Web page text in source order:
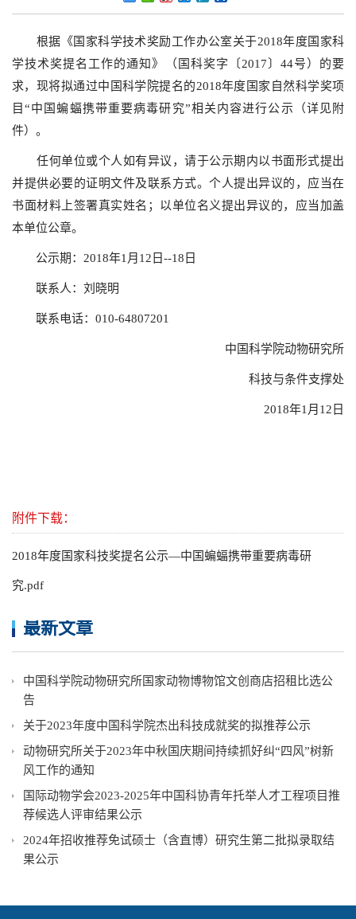
根据《国家科学技术奖励工作办公室关于2018年度国家科
学技术奖提名工作的通知》（国科奖字〔2017〕44号）的要
求，现将拟通过中国科学院提名的2018年度国家自然科学奖项
目“中国蝙蝠携带重要病毒研究”相关内容进行公示（详见附
件）。
任何单位或个人如有异议，请于公示期内以书面形式提出
并提供必要的证明文件及联系方式。个人提出异议的，应当在
书面材料上签署真实姓名；以单位名义提出异议的，应当加盖
本单位公章。
公示期：2018年1月12日--18日
联系人：刘晓明
联系电话：010-64807201
中国科学院动物研究所
科技与条件支撑处
2018年1月12日
附件下载：
2018年度国家科技奖提名公示—中国蝙蝠携带重要病毒研
究.pdf
最新文章
中国科学院动物研究所国家动物博物馆文创商店招租比选公
告
关于2023年度中国科学院杰出科技成就奖的拟推荐公示
动物研究所关于2023年中秋国庆期间持续抓好纠“四风”树新
风工作的通知
国际动物学会2023-2025年中国科协青年托举人才工程项目推
荐候选人评审结果公示
2024年招收推荐免试硕士（含直博）研究生第二批拟录取结
果公示